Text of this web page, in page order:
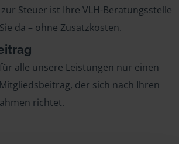
zur Steuer ist Ihre VLH-Beratungsstelle
da – ohne Zusatzkosten.
alle unsere Leistungen nur einen
der sich nach Ihren
richtet.